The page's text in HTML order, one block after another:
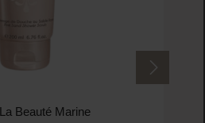
Beauté Marine